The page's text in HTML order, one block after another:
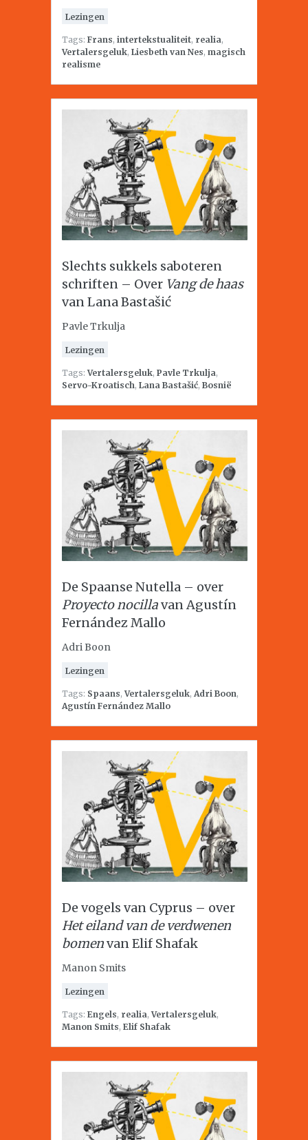
Lezingen
Tags: Frans, intertekstualiteit, realia,
Vertalersgeluk, Liesbeth van Nes, magisch
realisme
Slechts sukkels saboteren
schriften – Over Vang de haas
van Lana Bastašić
Pavle Trkulja
Lezingen
Tags:Vertalersgeluk, Pavle Trkulja,
Servo-Kroatisch, Lana Bastašić, Bosnië
De Spaanse Nutella – over
Proyecto nocillavan Agustín
Fernández Mallo
Adri Boon
Lezingen
Tags: Spaans,Vertalersgeluk, Adri Boon,
Agustín Fernández Mallo
De vogels van Cyprus – over
Het eiland van de verdwenen
bomenvan Elif Shafak
Manon Smits
Lezingen
Tags: Engels, realia,Vertalersgeluk,
Manon Smits, Elif Shafak